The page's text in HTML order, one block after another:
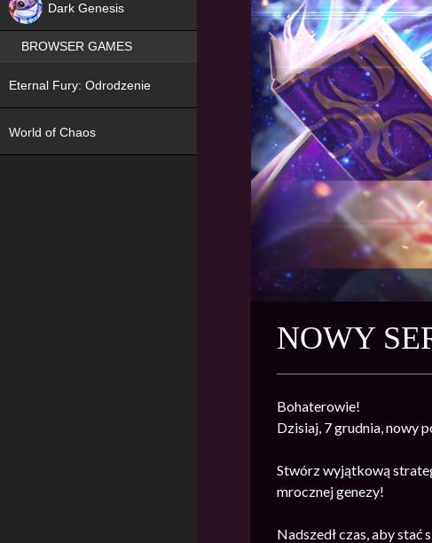
NOWY
Bohaterowie!
Dzisiaj, 7 grudnia, nowy
Stwórz wyjątkową
mrocznej genezy!
Nadszedł czas, aby stać
Dark Genesis
BROWSER GAMES
Eternal Fury: Odrodzenie
World of Chaos